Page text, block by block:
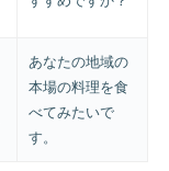
あなたの地域の
本場の料理を食
べてみたいで
す。